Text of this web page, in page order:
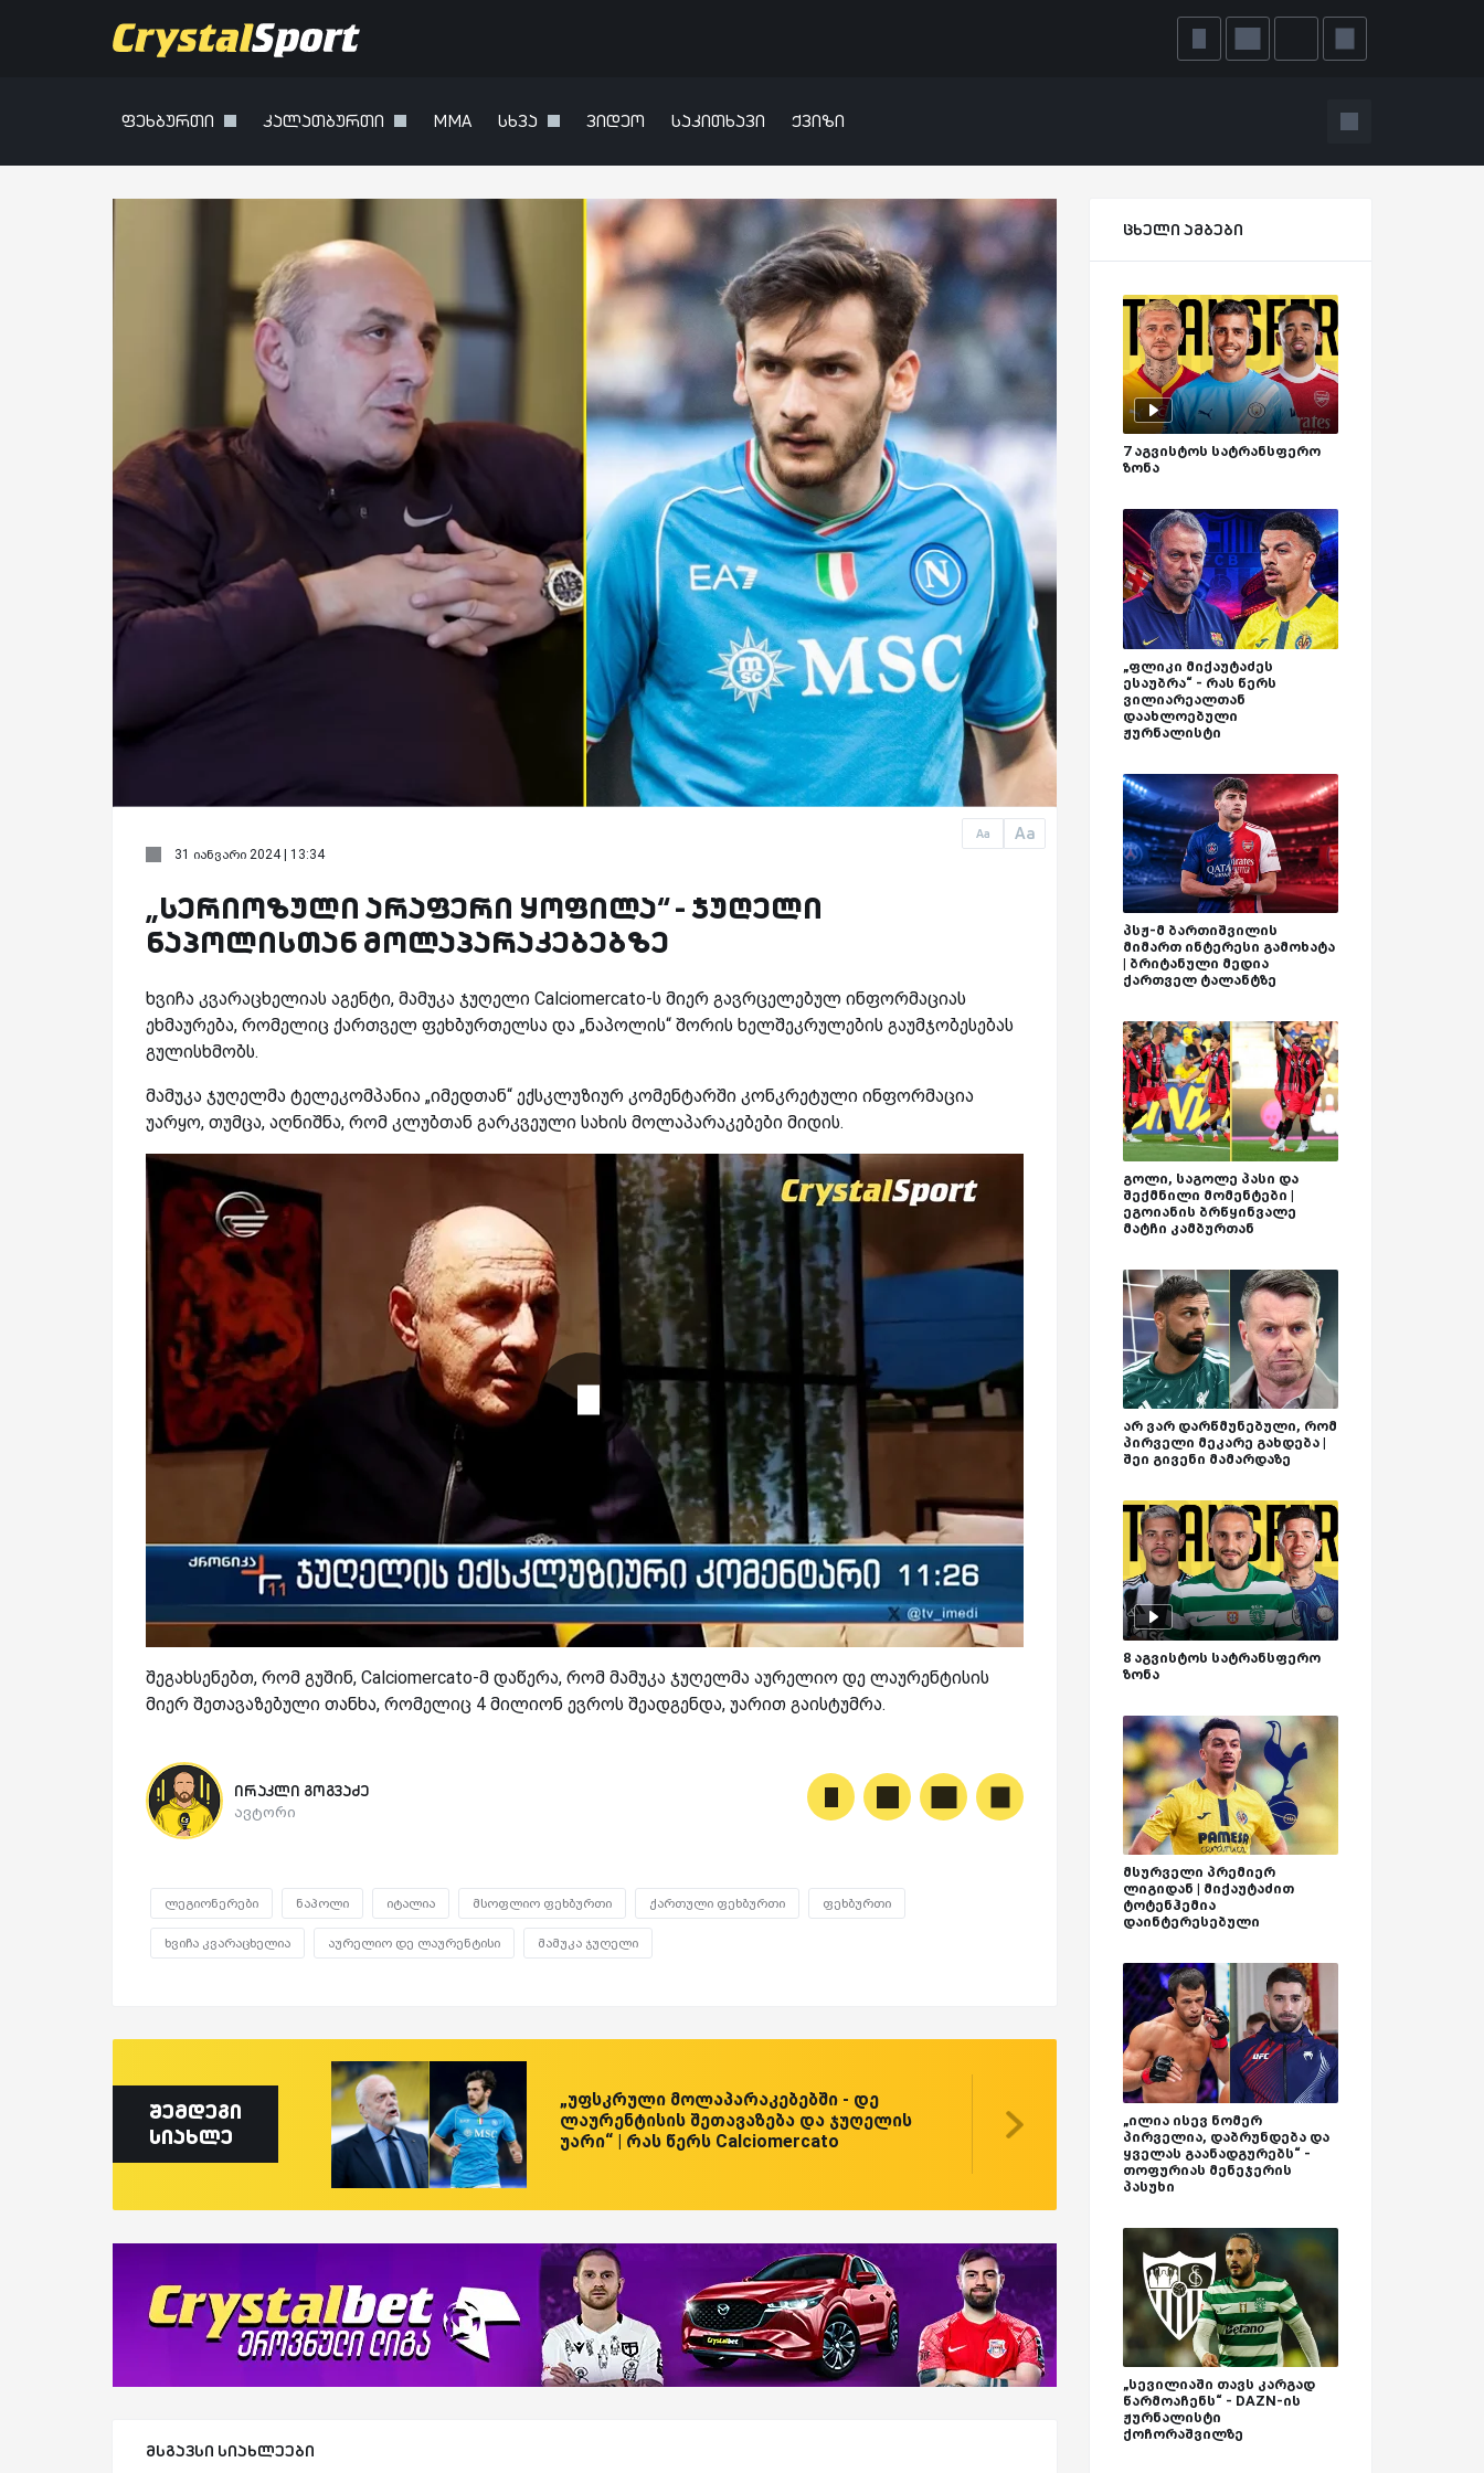
ფეხბურთი კალათბურთი MMA სხვა ვიდეო საკითხავი ქვიზი
Aa Aa
31 იანვარი 2024 | 13:34
„სერიოზული არაფერი ყოფილა“ - ჯუღელი
ნაპოლისთან მოლაპარაკებებზე
ხვიჩა კვარაცხელიას აგენტი, მამუკა ჯუღელი Calciomercato-ს მიერ გავრცელებულ ინფორმაციას
ეხმაურება, რომელიც ქართველ ფეხბურთელსა და „ნაპოლის“ შორის ხელშეკრულების გაუმჯობესებას
გულისხმობს.
მამუკა ჯუღელმა ტელეკომპანია „იმედთან“ ექსკლუზიურ კომენტარში კონკრეტული ინფორმაცია
უარყო, თუმცა, აღნიშნა, რომ კლუბთან გარკვეული სახის მოლაპარაკებები მიდის.
შეგახსენებთ, რომ გუშინ, Calciomercato-მ დაწერა, რომ მამუკა ჯუღელმა აურელიო დე ლაურენტისის
მიერ შეთავაზებული თანხა, რომელიც 4 მილიონ ევროს შეადგენდა, უარით გაისტუმრა.
ირაკლი გოგვაძე
ავტორი
ლეგიონერები ნაპოლი იტალია მსოფლიო ფეხბურთი ქართული ფეხბურთი ფეხბურთი
ხვიჩა კვარაცხელია აურელიო დე ლაურენტისი მამუკა ჯუღელი
შემდეგი
სიახლე
„უფსკრული მოლაპარაკებებში - დე
ლაურენტისის შეთავაზება და ჯუღელის
უარი“ | რას წერს Calciomercato
მსგავსი სიახლეები
ცხელი ამბები
7 აგვისტოს სატრანსფერო
ზონა
„ფლიკი მიქაუტაძეს
ესაუბრა“ - რას წერს
ვილიარეალთან
დაახლოებული
ჟურნალისტი
პსჟ-მ ბართიშვილის
მიმართ ინტერესი გამოხატა
| ბრიტანული მედია
ქართველ ტალანტზე
გოლი, საგოლე პასი და
შექმნილი მომენტები |
ეგოიანის ბრწყინვალე
მატჩი კამბურთან
არ ვარ დარწმუნებული, რომ
პირველი მეკარე გახდება |
შეი გივენი მამარდაზე
8 აგვისტოს სატრანსფერო
ზონა
მსურველი პრემიერ
ლიგიდან | მიქაუტაძით
ტოტენჰემია
დაინტერესებული
„ილია ისევ ნომერ
პირველია, დაბრუნდება და
ყველას გაანადგურებს“ -
თოფურიას მენეჯერის
პასუხი
„სევილიაში თავს კარგად
წარმოაჩენს“ - DAZN-ის
ჟურნალისტი
ქოჩორაშვილზე